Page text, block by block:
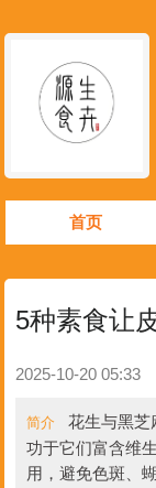
首页
5种素食让
2025-10-20 05:33
简介
花生与黑芝
功于它们富含维
用，避免色斑、